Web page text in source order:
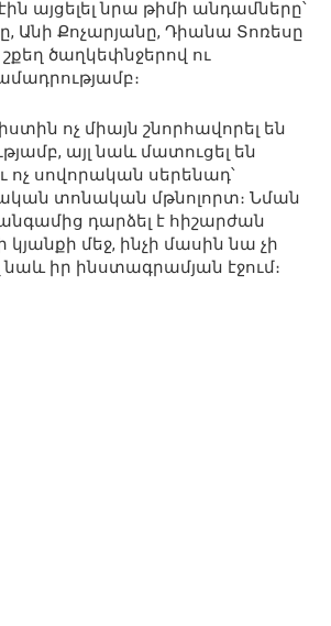
այցելել նրա թիմի անդամները՝
Անի Քոչարյանը, Դիանա Տոռեսը
շքեղ ծաղկեփնջերով ու
ոչ միայն շնորհավորել են
այլ նաև մատուցել են
ոչ սովորական սերենադ՝
տոնական մթնոլորտ։ Նման
դարձել է հիշարժան
մեջ, ինչի մասին նա չի
նաև իր ինստագրամյան էջում։